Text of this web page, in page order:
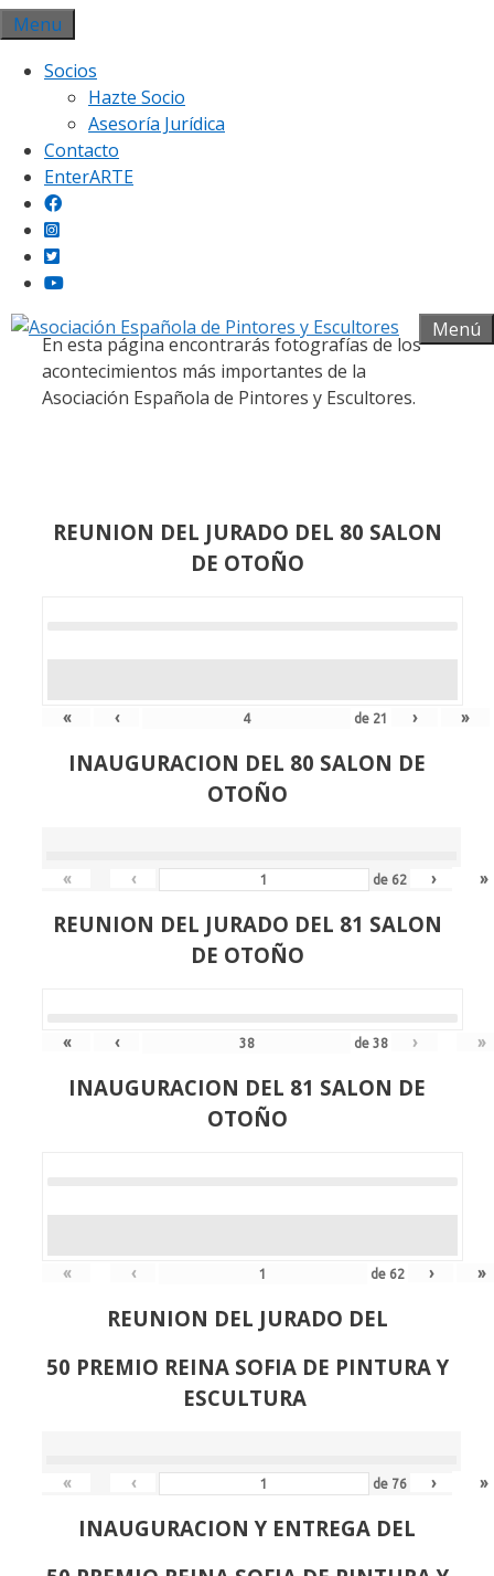
Saltar
al
contenido
Menu
Socios
Hazte Socio
Asesoría Jurídica
Contacto
EnterARTE
Menú
Galería fotográfica
En esta página encontrarás fotografías de los
acontecimientos más importantes de la
Asociación Española de Pintores y Escultores.
REUNION DEL JURADO DEL 80 SALON
DE OTOÑO
« ‹ de 21 › »
INAUGURACION DEL 80 SALON DE
OTOÑO
« ‹ de 62 › »
REUNION DEL JURADO DEL 81 SALON
DE OTOÑO
« ‹ de38 › »
INAUGURACION DEL 81 SALON DE
OTOÑO
« ‹ de 62 › »
REUNION DEL JURADO DEL
50 PREMIO REINA SOFIA DE PINTURA Y
ESCULTURA
« ‹ de 76 › »
INAUGURACION Y ENTREGA DEL